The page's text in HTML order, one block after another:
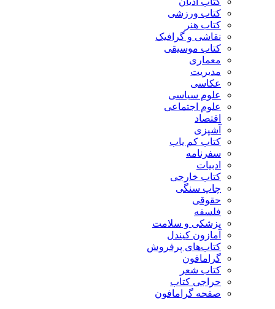
کتاب ورزشی
کتاب هنر
نقاشی و گرافیک
کتاب موسیقی
معماری
مدیریت
عکاسی
علوم سیاسی
علوم اجتماعی
اقتصاد
آشپزی
کتاب کم یاب
سفرنامه
ادبیات
کتاب خارجی
چاپ سنگی
حقوقی
فلسفه
پزشکی و سلامت
آمازون کیندل
کتاب‌های پرفروش
گرامافون
کتاب شعر
حراجی کتاب
صفحه گرامافون